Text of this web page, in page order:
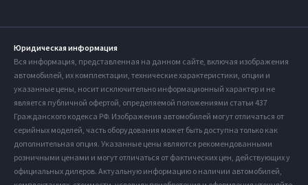
Юридическая информация
Вся информация, представленная на данном сайте, включая изображения
автомобилей, их комплектации, технические характеристики, опции и
указанные цены, носит исключительно информационный характер и не
является публичной офертой, определяемой положениями статьи 437
Гражданского кодекса РФ. Изображения автомобилей могут отличаться от
серийных моделей, часть оборудования может быть доступна только как
дополнительная опция. Указанные цены являются рекомендованными
розничными ценами и могут отличаться от фактических цен, действующих у
официальных дилеров. Актуальную информацию о наличии автомобилей,